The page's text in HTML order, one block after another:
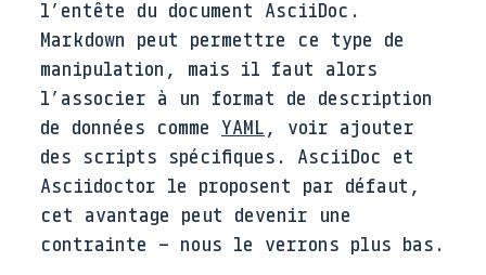
l’entête du document AsciiDoc.
Markdown peut permettre ce type de
manipulation, mais il faut alors
l’associer à un format de description
de données comme YAML , voir ajouter
des scripts spécifiques. AsciiDoc et
Asciidoctor le proposent par défaut,
cet avantage peut devenir une
contrainte – nous le verrons plus bas.